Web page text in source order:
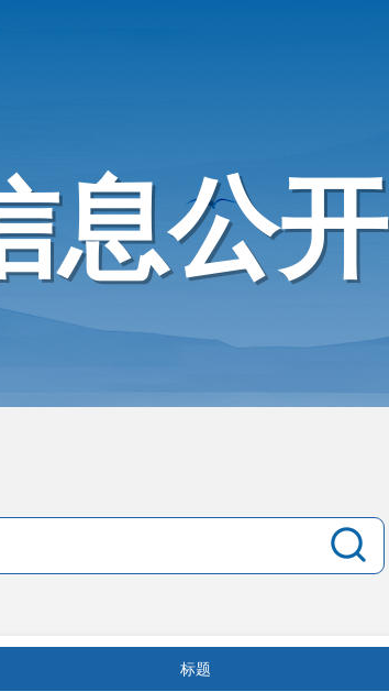
息公开
标题